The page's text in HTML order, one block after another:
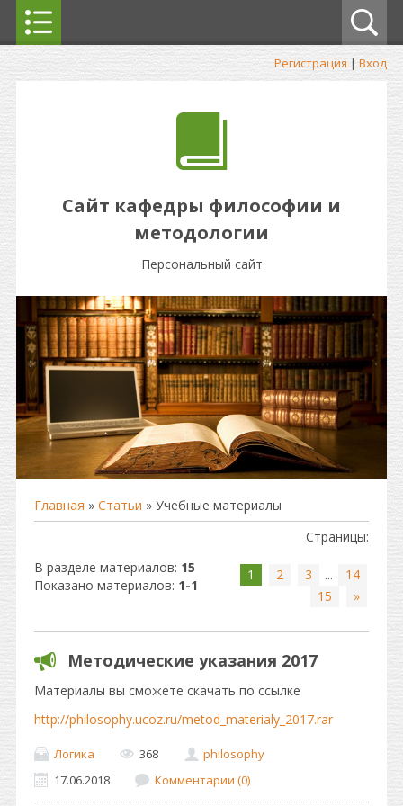
Регистрация | Вход
Сайт кафедры философии и
методологии
Персональный сайт
Главная » Статьи » Учебные материалы
В разделе материалов: 15
Показано материалов: 1-1
Страницы:
1 2 3 ...
14
15
»
Методические указания 2017
Материалы вы сможете скачать по ссылке
http://philosophy.ucoz.ru/metod_materialy_2017.rar
Логика 368
philosophy
17.06.2018
Комментарии (0)